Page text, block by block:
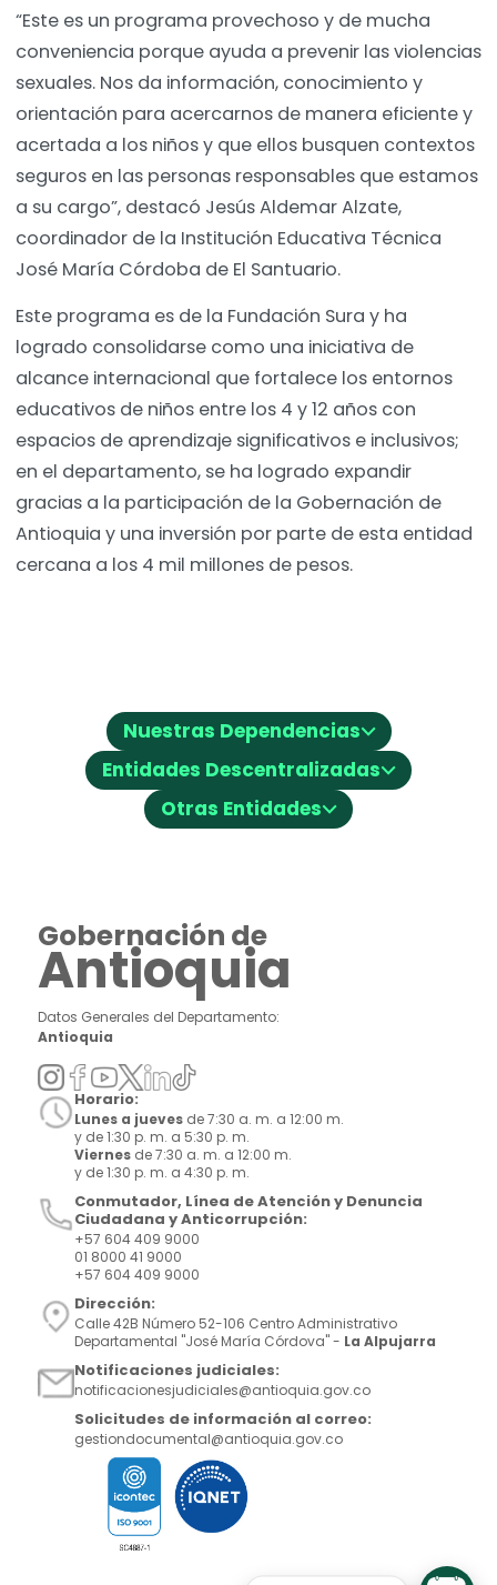
“Este es un programa provechoso y de mucha
conveniencia porque ayuda a prevenir las violencias
sexuales. Nos da información, conocimiento y
orientación para acercarnos de manera eficiente y
acertada a los niños y que ellos busquen contextos
seguros en las personas responsables que estamos
a su cargo”, destacó Jesús Aldemar Alzate,
coordinador de la Institución Educativa Técnica
José María Córdoba de El Santuario.
Este programa es de la Fundación Sura y ha
logrado consolidarse como una iniciativa de
alcance internacional que fortalece los entornos
educativos de niños entre los 4 y 12 años con
espacios de aprendizaje significativos e inclusivos;
en el departamento, se ha logrado expandir
gracias a la participación de la Gobernación de
Antioquia y una inversión por parte de esta entidad
cercana a los 4 mil millones de pesos.
Nuestras Dependencias⌵
Entidades Descentralizadas⌵
Otras Entidades⌵
Gobernación de
Antioquia
Datos Generales del Departamento:
Antioquia
Horario:
Lunes a jueves de 7:30 a. m. a 12:00 m.
y de 1:30 p. m. a 5:30 p. m.
Viernes de 7:30 a. m. a 12:00 m.
y de 1:30 p. m. a 4:30 p. m.
Conmutador, Línea de Atención y Denuncia
Ciudadana y Anticorrupción:
+57 604 409 9000
01 8000 41 9000
+57 604 409 9000
Dirección:
Calle 42B Número 52-106 Centro Administrativo
Departamental "José María Córdova" - La Alpujarra
Notificaciones judiciales:
notificacionesjudiciales@antioquia.gov.co
Solicitudes de información al correo:
gestiondocumental@antioquia.gov.co